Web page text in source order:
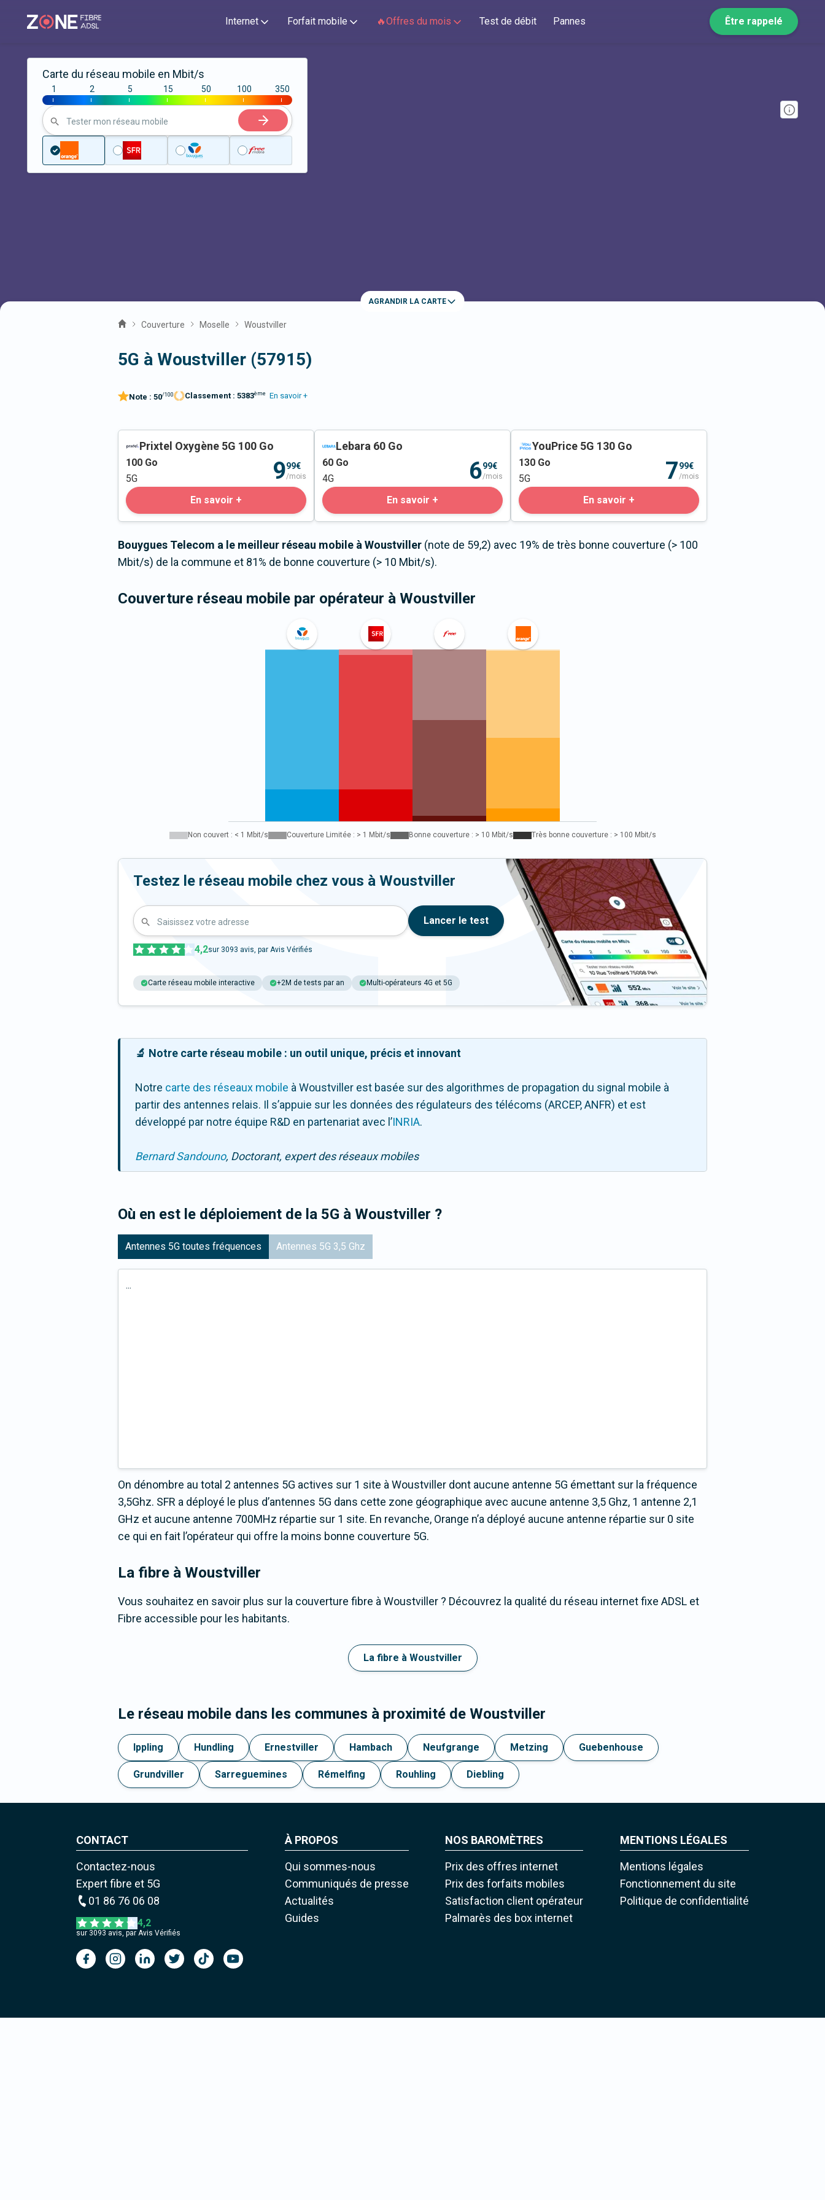
Internet Forfait mobile 🔥Offres du mois Test de débit Pannes Être rappelé
Carte du réseau mobile en Mbit/s
|
1
|
2
|
5
|
15
|
50
|
100
|
350
Tester mon réseau mobile
AGRANDIR LA CARTE
Couverture Moselle Woustviller
5G à Woustviller (57915)
Note : 50/100 Classement : 5383ème En savoir +
Prixtel Oxygène 5G 100 Go
100 Go
5G
999€
/mois
En savoir +
Lebara 60 Go
60 Go
4G
699€
/mois
En savoir +
YouPrice 5G 130 Go
130 Go
5G
799€
/mois
En savoir +
Bouygues Telecom a le meilleur réseau mobile à Woustviller (note de 59,2) avec 19% de très bonne couverture (> 100
Mbit/s) de la commune et 81% de bonne couverture (> 10 Mbit/s).
Couverture réseau mobile par opérateur à Woustviller
Non couvert : < 1 Mbit/s Couverture Limitée : > 1 Mbit/s Bonne couverture : > 10 Mbit/s Très bonne couverture : > 100 Mbit/s
Testez le réseau mobile chez vous à Woustviller
Saisissez votre adresse Lancer le test
4,2sur 3093 avis, par Avis Vérifiés
Carte réseau mobile interactive +2M de tests par an Multi-opérateurs 4G et 5G
🔬 Notre carte réseau mobile : un outil unique, précis et innovant
Notre carte des réseaux mobile à Woustviller est basée sur des algorithmes de propagation du signal mobile à
partir des antennes relais. Il s’appuie sur les données des régulateurs des télécoms (ARCEP, ANFR) et est
développé par notre équipe R&D en partenariat avec l ’INRIA.
Bernard Sandouno, Doctorant, expert des réseaux mobiles
Où en est le déploiement de la 5G à Woustviller ?
Antennes 5G toutes fréquences Antennes 5G 3,5 Ghz
...
On dénombre au total 2 antennes 5G actives sur 1 site à Woustviller dont aucune antenne 5G émettant sur la fréquence
3,5Ghz. SFR a déployé le plus d’antennes 5G dans cette zone géographique avec aucune antenne 3,5 Ghz, 1 antenne 2,1
GHz et aucune antenne 700MHz répartie sur 1 site. En revanche, Orange n’a déployé aucune antenne répartie sur 0 site
ce qui en fait l’opérateur qui offre la moins bonne couverture 5G.
La fibre à Woustviller
Vous souhaitez en savoir plus sur la couverture fibre à Woustviller ? Découvrez la qualité du réseau internet fixe ADSL et
Fibre accessible pour les habitants.
La fibre à Woustviller
Le réseau mobile dans les communes à proximité de Woustviller
Ippling Hundling Ernestviller Hambach Neufgrange Metzing Guebenhouse
Grundviller Sarreguemines Rémelfing Rouhling Diebling
CONTACT
Contactez-nous
Expert fibre et 5G
01 86 76 06 08
4,2
sur 3093 avis, par Avis Vérifiés
À PROPOS
Qui sommes-nous
Communiqués de presse
Actualités
Guides
NOS BAROMÈTRES
Prix des offres internet
Prix des forfaits mobiles
Satisfaction client opérateur
Palmarès des box internet
MENTIONS LÉGALES
Mentions légales
Fonctionnement du site
Politique de confidentialité